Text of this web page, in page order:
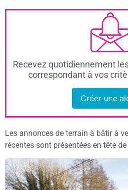
Recevez quotidiennement
correspondant à vos
Créer une
Les annonces de terrain à bâtir à
récentes sont présentées en tête